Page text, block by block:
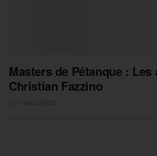
Masters de Pétanque : Les
Christian Fazzino